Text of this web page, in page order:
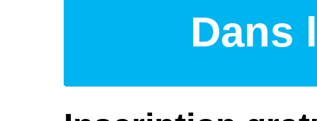
Dans